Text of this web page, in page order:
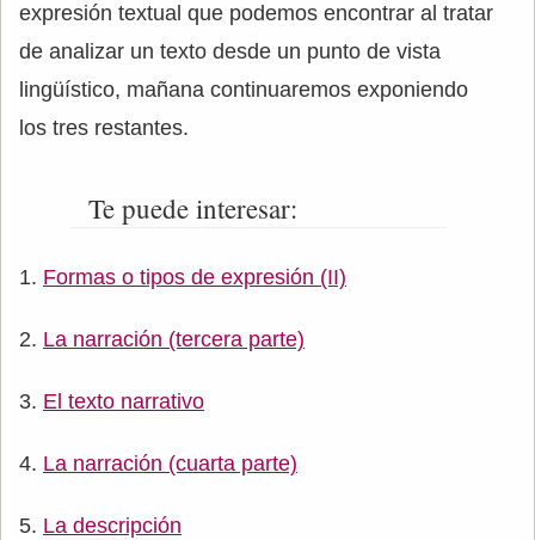
expresión textual que podemos encontrar al tratar
de analizar un texto desde un punto de vista
lingüístico, mañana continuaremos exponiendo
los tres restantes.
Te puede interesar:
Formas o tipos de expresión (II)
La narración (tercera parte)
El texto narrativo
La narración (cuarta parte)
La descripción